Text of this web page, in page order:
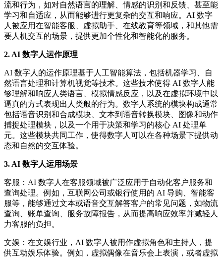
流和行为，如对自然语言的理解、情感的识别和反馈、甚至能
学习和自适应，从而能够进行更复杂的交互和响应。AI 数字
人被应用在智能客服、虚拟助手、在线教育等领域，和其他需
要人机交互的场景，提供更加个性化和智能化的服务。
2. AI 数字人运作原理
AI 数字人的运作原理基于人工智能算法，包括机器学习、自
然语言处理和计算机视觉等技术。这些技术使得 AI 数字人能
够理解和响应人类语言、模拟情感反应，以及在虚拟环境中以
逼真的方式表现出人类般的行为。数字人系统的模块构成通常
包括语音识别和合成模块、文本到语音转换模块、图像和动作
捕捉处理模块，以及一个用于决策和学习的核心 AI 处理单
元。这些模块共同工作，使得数字人可以在各种场景下提供动
态和自然的交互体验。
3. AI 数字人运用场景
客服：AI 数字人在客服领域被广泛应用于自动化客户服务和
查询处理。例如，互联网公司或银行使用的 AI 导购、智能客
服等，能够通过文本或语音交互解答客户的常见问题，如物流
查询、账单查询、服务故障报告，从而提高响应效率并减轻人
力客服的负担。
文娱：在文娱行业，AI 数字人被用作虚拟角色和主持人，提
供互动娱乐体验。例如，虚拟偶像在音乐会上表演，或者虚拟